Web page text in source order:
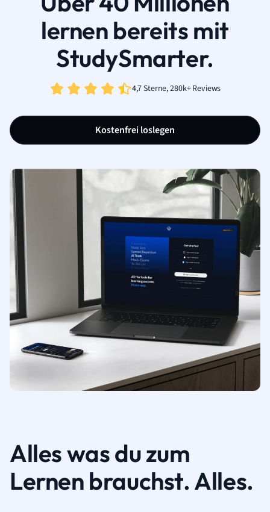
lernen bereits mit
StudySmarter.
4,7 Sterne, 280k+ Reviews
Kostenfrei loslegen
Alles was du zum
Lernen brauchst. Alles.